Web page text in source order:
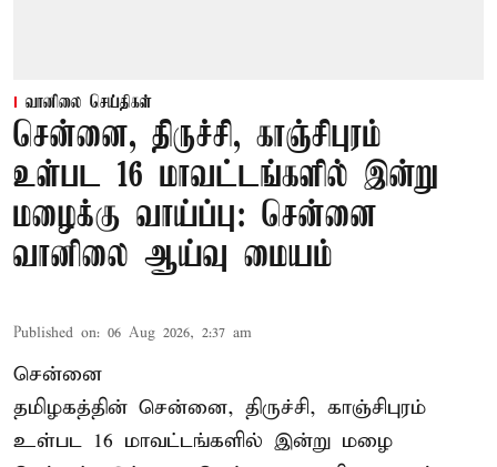
வானிலை செய்திகள்
சென்னை, திருச்சி, காஞ்சிபுரம்
உள்பட 16 மாவட்டங்களில் இன்று
மழைக்கு வாய்ப்பு: சென்னை
வானிலை ஆய்வு மையம்
Published on: 06 Aug 2026, 2:37 am
சென்னை
தமிழகத்தின் சென்னை, திருச்சி, காஞ்சிபுரம்
உள்பட 16 மாவட்டங்களில் இன்று மழை